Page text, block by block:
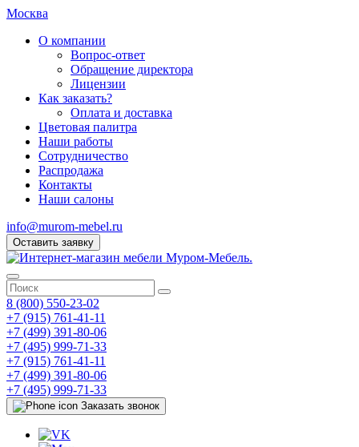
Москва
О компании
Вопрос-ответ
Обращение директора
Лицензии
Как заказать?
Оплата и доставка
Цветовая палитра
Наши работы
Сотрудничество
Распродажа
Контакты
Наши салоны
info@murom-mebel.ru
Оставить заявку
8 (800) 550-23-02
+7 (915) 761-41-11
+7 (499) 391-80-06
+7 (495) 999-71-33
+7 (915) 761-41-11
+7 (499) 391-80-06
+7 (495) 999-71-33
Заказать звонок